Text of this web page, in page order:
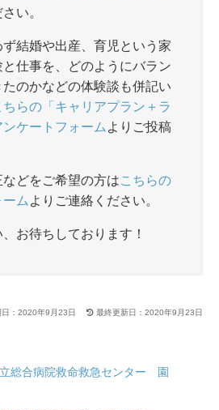
い。
結婚や出産、育児という家
仕事を、どのようにバラン
のかなどの体験談も併記い
ちらの「キャリアプラン＋ラ
ケートフォーム よりご投稿
どをご希望の方はこちらの
ム よりご連絡ください。
お待ちしております！
日：2020年9月23日 最終更新日：2020年9月23日
総合病院救命救急センター 園